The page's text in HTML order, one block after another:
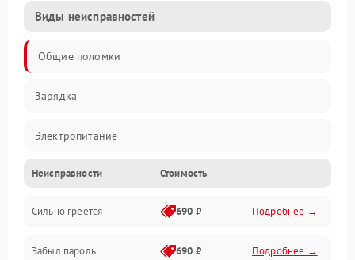
Виды неисправностей
Общие поломки
Зарядка
Электропитание
Экран и изображение
Дисплей
Экран (дисплей)
Неисправности Стоимость
Сильно греется 690 ₽ Подробнее →
Забыл пароль 690 ₽ Подробнее →